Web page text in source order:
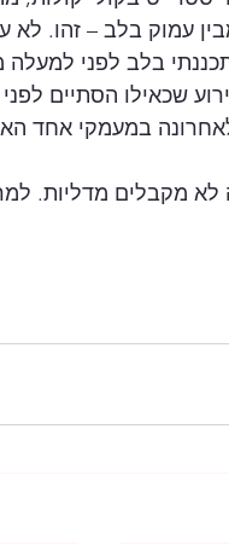
עמוק בלב – זהו. לא
בלב לפני
האירוע שכאילו הסתיים
במעמקי אחד
מקבלים מדליות.